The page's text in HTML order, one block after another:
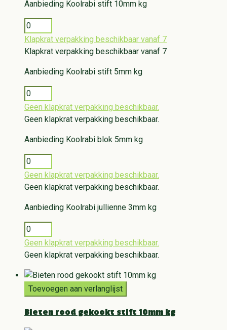
Aanbieding Koolrabi stift 10mm kg
Klapkrat verpakking beschikbaar vanaf 7
Klapkrat verpakking beschikbaar vanaf 7
Aanbieding Koolrabi stift 5mm kg
Geen klapkrat verpakking beschikbaar.
Geen klapkrat verpakking beschikbaar.
Aanbieding Koolrabi blok 5mm kg
Geen klapkrat verpakking beschikbaar.
Geen klapkrat verpakking beschikbaar.
Aanbieding Koolrabi jullienne 3mm kg
Geen klapkrat verpakking beschikbaar.
Geen klapkrat verpakking beschikbaar.
Toevoegen aan verlanglijst
Bieten rood gekookt stift 10mm kg